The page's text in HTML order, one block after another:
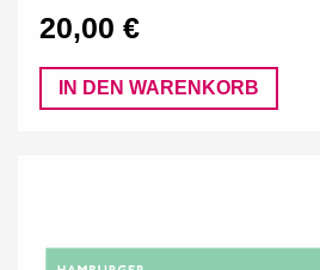
20,00 €
IN DEN WARENKORB